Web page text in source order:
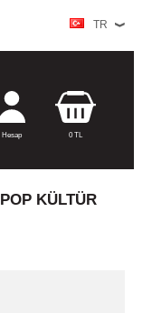
TR
Hesap 0TL
POP KÜLTÜR